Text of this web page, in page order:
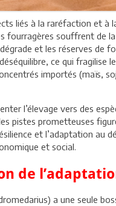
liés à la raréfaction et à
fourragères souffrent de
et les réserves de
ce qui fragilise
importés (maïs,
l’élevage vers des
pistes prometteuses
et l’adaptation au
et social.
de
a une seule